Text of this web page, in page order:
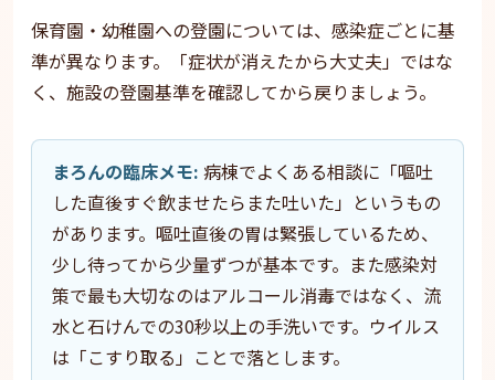
保育園・幼稚園への登園については、感染症ごとに基
準が異なります。「症状が消えたから大丈夫」ではな
く、施設の登園基準を確認してから戻りましょう。
まろんの臨床メモ: 病棟でよくある相談に「嘔吐
した直後すぐ飲ませたらまた吐いた」というもの
があります。嘔吐直後の胃は緊張しているため、
少し待ってから少量ずつが基本です。また感染対
策で最も大切なのはアルコール消毒ではなく、流
水と石けんでの30秒以上の手洗いです。ウイルス
は「こすり取る」ことで落とします。